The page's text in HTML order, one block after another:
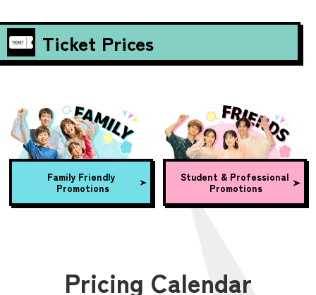
Ticket Prices
Family Friendly
Promotions
Student & Professional
Promotions
Pricing Calendar